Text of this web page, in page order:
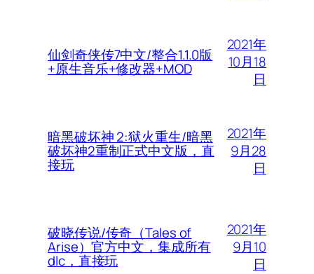
仙剑奇侠传7中文/整合1.1.0版
+原生音乐+修改器+MOD
2021年
10月18
日
暗黑破坏神 2:狱火重生/暗黑
破坏神2重制正式中文版，直
接玩
2021年
9月28
日
破晓传说/传奇（Tales of
Arise）官方中文，集成所有
dlc，直接玩
2021年
9月10
日